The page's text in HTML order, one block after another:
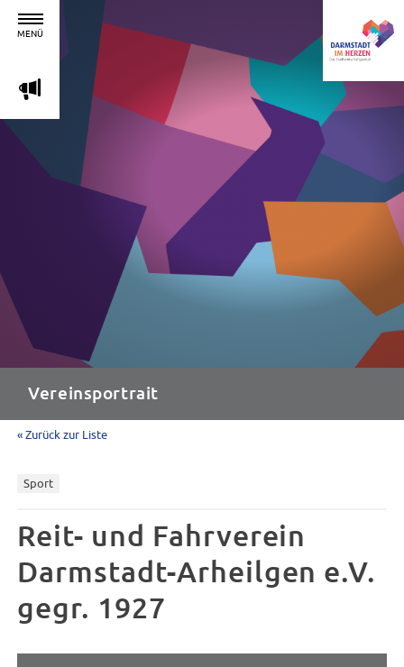
MENÜ
m
Vereinsportrait
« Zurück zur Liste
Sport
Reit- und Fahrverein
Darmstadt-Arheilgen e.V.
gegr. 1927